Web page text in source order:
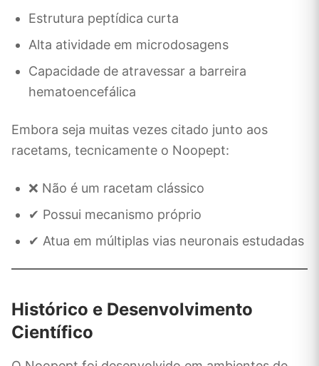
Estrutura peptídica curta
Alta atividade em microdosagens
Capacidade de atravessar a barreira
hematoencefálica
Embora seja muitas vezes citado junto aos
racetams, tecnicamente o Noopept:
❌ Não é um racetam clássico
✔ Possui mecanismo próprio
✔ Atua em múltiplas vias neuronais estudadas
Histórico e Desenvolvimento
Científico